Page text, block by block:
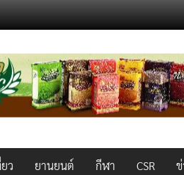
ว ยานยนต์ กีฬา CSR